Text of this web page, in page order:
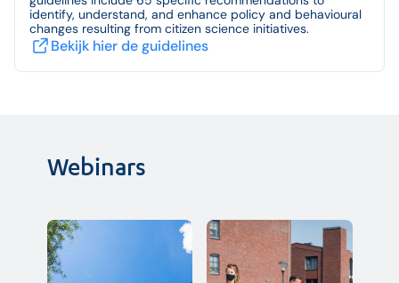
identify, understand, and enhance policy and behavioural
changes resulting from citizen science initiatives.
Bekijk hier de guidelines
Webinars